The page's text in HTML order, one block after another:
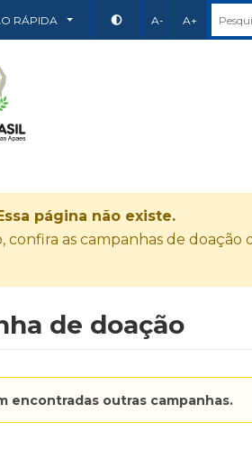
RÁPIDA A- A+
página não existe.
confira as campanhas de doação
de doação
encontradas outras campanhas.